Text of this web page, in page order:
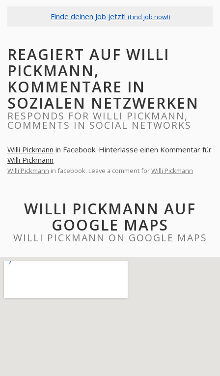
Finde deinen Job jetzt! (Find job now!)
REAGIERT AUF WILLI
PICKMANN,
KOMMENTARE IN
SOZIALEN NETZWERKEN
RESPONDS FOR WILLI PICKMANN,
COMMENTS IN SOCIAL NETWORKS
Willi Pickmann in Facebook. Hinterlasse einen Kommentar für
Willi Pickmann
Willi Pickmann in facebook. Leave a comment forWilli Pickmann
WILLI PICKMANN AUF
GOOGLE MAPS
WILLI PICKMANN ON GOOGLE MAPS